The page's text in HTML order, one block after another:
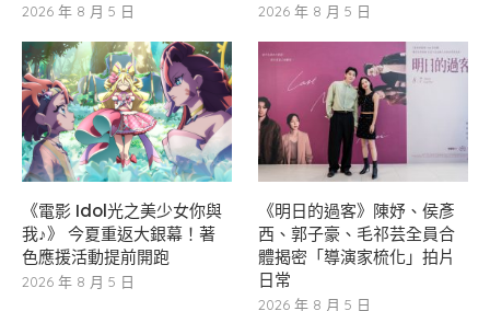
2026 年 8 月 5 日 2026 年 8 月 5 日
《電影 Idol光之美少女你與
我♪》 今夏重返大銀幕！著
色應援活動提前開跑
2026 年 8 月 5 日
《明日的過客》陳妤、侯彥
西、郭子豪、毛祁芸全員合
體揭密「導演家梳化」拍片
日常
2026 年 8 月 5 日